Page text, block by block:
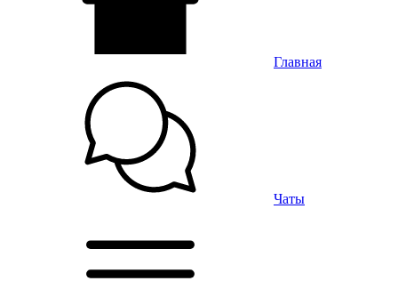
Главная
Чаты